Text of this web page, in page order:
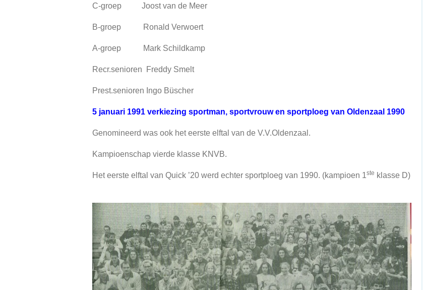
C-groep Joost van de Meer
B-groep Ronald Verwoert
A-groep Mark Schildkamp
Recr.senioren Freddy Smelt
Prest.senioren Ingo Büscher
5 januari 1991 verkiezing sportman, sportvrouw en sportploeg van Oldenzaal 1990
Genomineerd was ook het eerste elftal van de V.V.Oldenzaal.
Kampioenschap vierde klasse KNVB.
Het eerste elftal van Quick ’20 werd echter sportploeg van 1990. (kampioen 1ste klasse D)